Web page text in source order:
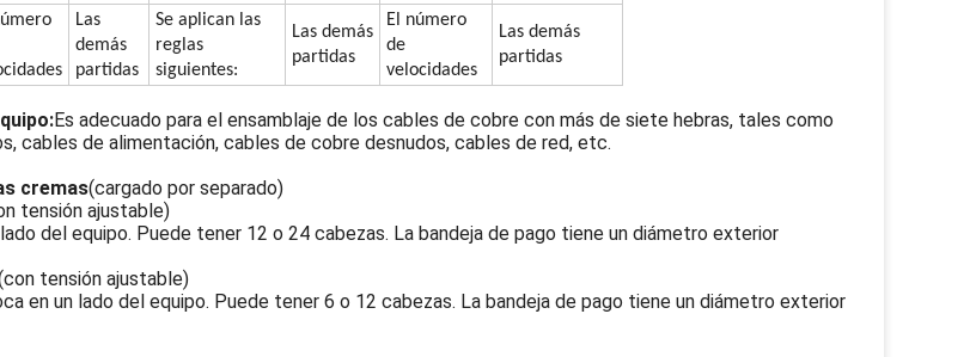
Las
demás
partidas
Se aplican las
reglas
siguientes:
Las demás
partidas
El número
de
velocidades
Las demás
partidas
Es adecuado para el ensamblaje de los cables de cobre con más de siete hebras, tales como
cables de alimentación, cables de cobre desnudos, cables de red, etc.
cremas(cargado por separado)
tensión ajustable)
del equipo. Puede tener 12 o 24 cabezas. La bandeja de pago tiene un diámetro exterior
tensión ajustable)
en un lado del equipo. Puede tener 6 o 12 cabezas. La bandeja de pago tiene un diámetro exterior